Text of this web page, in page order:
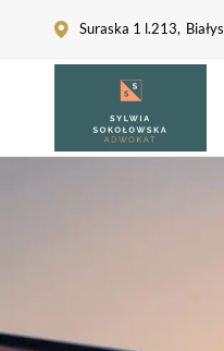
Suraska 1 l.213,